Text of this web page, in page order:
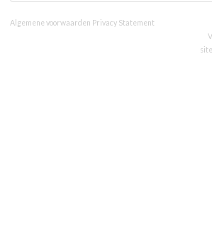
Algemene voorwaarden Privacy Statement